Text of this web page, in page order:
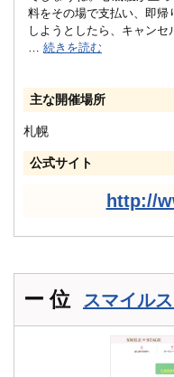
料をその場で支払い、即帰
しようとしたら、キャンセ
続きを読む
主な開催場所
札幌
公式サイト
http://
ー 位 スマイル